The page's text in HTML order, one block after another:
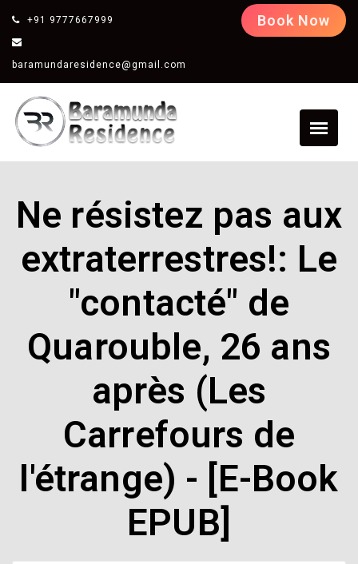
+91 9777667999
baramundaresidence@gmail.com
Book Now
Ne résistez pas aux
extraterrestres!: Le
"contacté" de
Quarouble, 26 ans
après (Les
Carrefours de
l'étrange) - [E-Book
EPUB]